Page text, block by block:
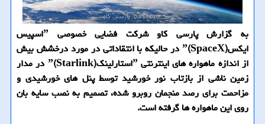
به گزارش پارسی كاو شركت فضایی خصوصی ˮاسپیس
ایكسˮ(SpaceX) در حالیكه با انتقاداتی در مورد درخشش بیش
از اندازه ماهواره های اینترنتی ˮاستارلینكˮ(Starlink) در مدار
زمین ناشی از بازتاب نور خورشید توسط پنل های خورشیدی و
مزاحمت برای رصد منجمان روبرو شده، تصمیم به نصب سایه بان
روی این ماهواره ها گرفته است.